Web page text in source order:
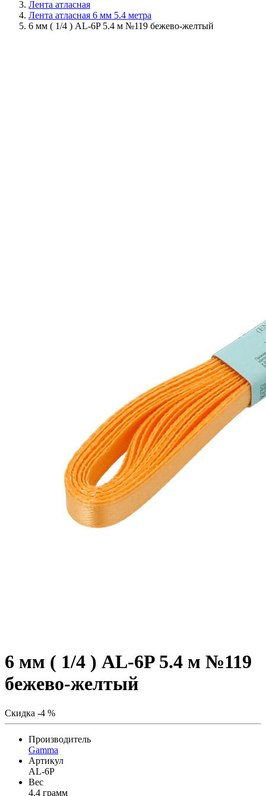
Лента атласная
Лента атласная 6 мм 5.4 метра
6 мм ( 1/4 ) AL-6P 5.4 м №119 бежево-желтый
6 мм ( 1/4 ) AL-6P 5.4 м №119
бежево-желтый
Скидка -4 %
Производитель
Gamma
Артикул
AL-6P
Вес
4,4 грамм